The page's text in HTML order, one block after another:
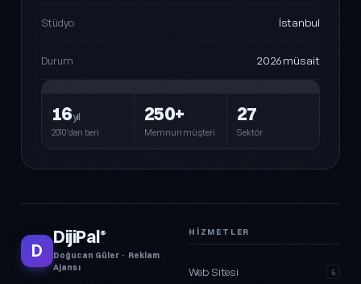
Stüdyo İstanbul
Durum 2026 müsait
16yıl
2010'dan beri
250+
Memnun müşteri
27
Sektör
D
DijiPal®
Doğucan Güler · Reklam
Ajansı
HIZMETLER
Web Sitesi 5